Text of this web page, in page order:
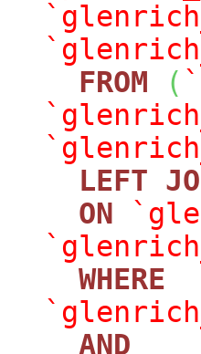
FROM
(
LEFT
ON
WHERE
AND